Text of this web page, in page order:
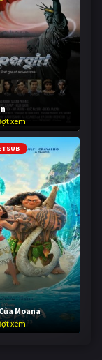
xem
Moana
xem